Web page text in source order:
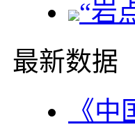
“岩
最新数据
《